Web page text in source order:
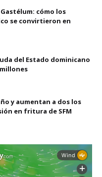
cómo los
se convirtieron en
del Estado dominicano
millones
y aumentan a dos los
en fritura de SFM